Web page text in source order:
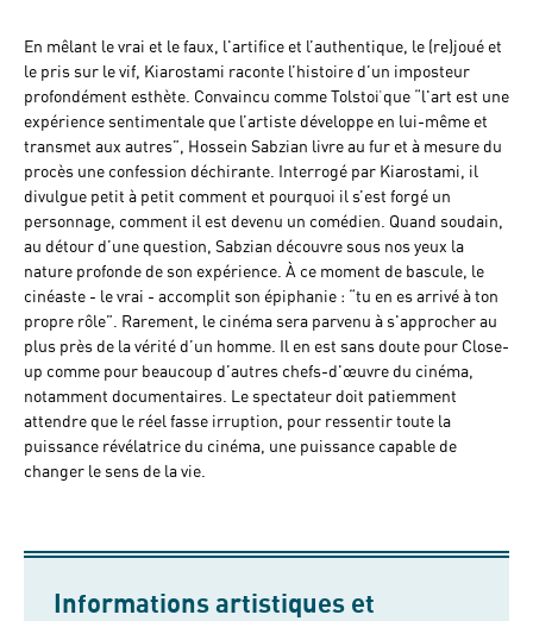
En mêlant le vrai et le faux, l'artifice et l’authentique, le (re)joué et
le pris sur le vif, Kiarostami raconte l’histoire d’un imposteur
profondément esthète. Convaincu comme Tolstoï que “l'art est une
expérience sentimentale que l’artiste développe en lui-même et
transmet aux autres”, Hossein Sabzian livre au fur et à mesure du
procès une confession déchirante. Interrogé par Kiarostami, il
divulgue petit à petit comment et pourquoi il s’est forgé un
personnage, comment il est devenu un comédien. Quand soudain,
au détour d’une question, Sabzian découvre sous nos yeux la
nature profonde de son expérience. À ce moment de bascule, le
cinéaste - le vrai - accomplit son épiphanie : “tu en es arrivé à ton
propre rôle”. Rarement, le cinéma sera parvenu à s'approcher au
plus près de la vérité d’un homme. Il en est sans doute pour Close-
up comme pour beaucoup d’autres chefs-d'œuvre du cinéma,
notamment documentaires. Le spectateur doit patiemment
attendre que le réel fasse irruption, pour ressentir toute la
puissance révélatrice du cinéma, une puissance capable de
changer le sens de la vie.
Informations artistiques et